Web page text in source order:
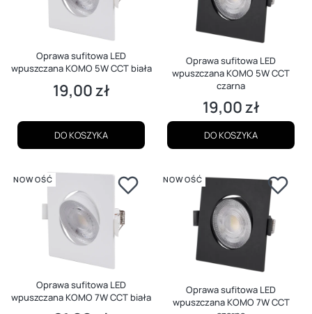
Oprawa sufitowa LED
wpuszczana KOMO 5W CCT biała
Cena
19,00 zł
DO KOSZYKA
Oprawa sufitowa LED
wpuszczana KOMO 5W CCT
czarna
Cena
19,00 zł
DO KOSZYKA
NOWOŚĆ
Oprawa sufitowa LED
wpuszczana KOMO 7W CCT biała
NOWOŚĆ
Oprawa sufitowa LED
wpuszczana KOMO 7W CCT